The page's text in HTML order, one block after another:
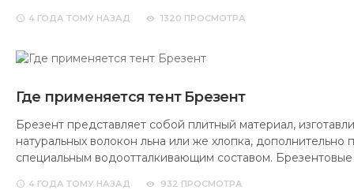
4 ГОДА ТОМУ НАЗАД 1320 ПРОСМОТРА
Где применяется тент Брезент
Брезент представляет собой плитный материал,
натуральных волокон льна или же хлопка, дополнительно
специальным водоотталкивающим составом.
4 ГОДА ТОМУ НАЗАД 932 ПРОСМОТРА